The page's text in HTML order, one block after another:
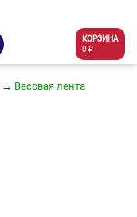
КОРЗИНА
0 ₽
→ Весовая лента